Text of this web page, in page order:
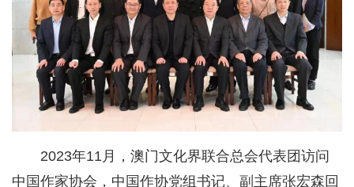
2023年11月，澳门文化界联合总会代表团访问
中国作家协会，中国作协党组书记、副主席张宏森回